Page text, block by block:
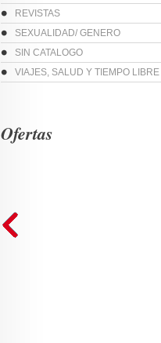
REVISTAS
SEXUALIDAD/ GENERO
SIN CATALOGO
VIAJES, SALUD Y TIEMPO LIBRE
Ofertas